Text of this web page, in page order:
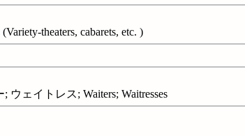
theaters, cabarets, etc. )
ウェイトレス; Waiters; Waitresses